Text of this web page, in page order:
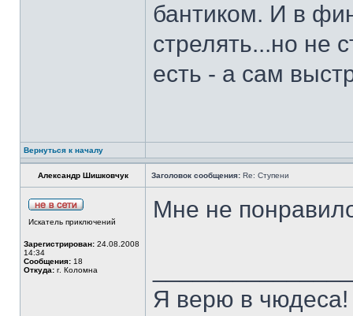
бантиком. И в
стрелять...но не
есть - а сам
Вернуться к началу
Александр Шишковчук Заголовок сообщения: Re: Ступени
Искатель приключений
Зарегистрирован: 24.08.2008
14:34
Сообщения: 18
Откуда: г. Коломна
Мне не
Я верю в чюдеса!